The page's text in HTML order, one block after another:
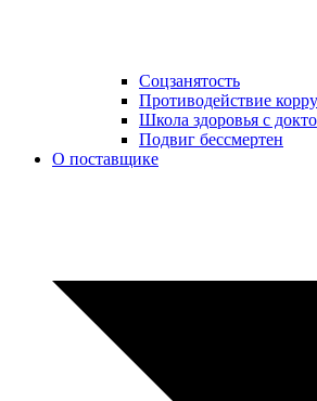
Соцзанятость
Противодействие
Школа здоровья с
Подвиг бессмертен
О поставщике